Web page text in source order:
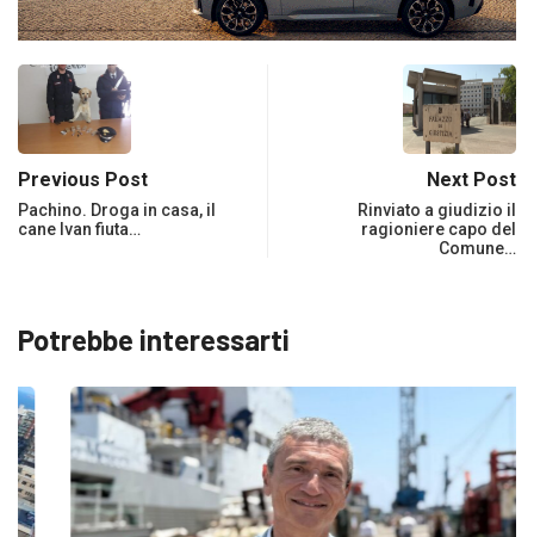
Previous Post
Pachino. Droga in casa, il
cane Ivan fiuta…
Next Post
Rinviato a giudizio il
ragioniere capo del
Comune…
Potrebbe interessarti